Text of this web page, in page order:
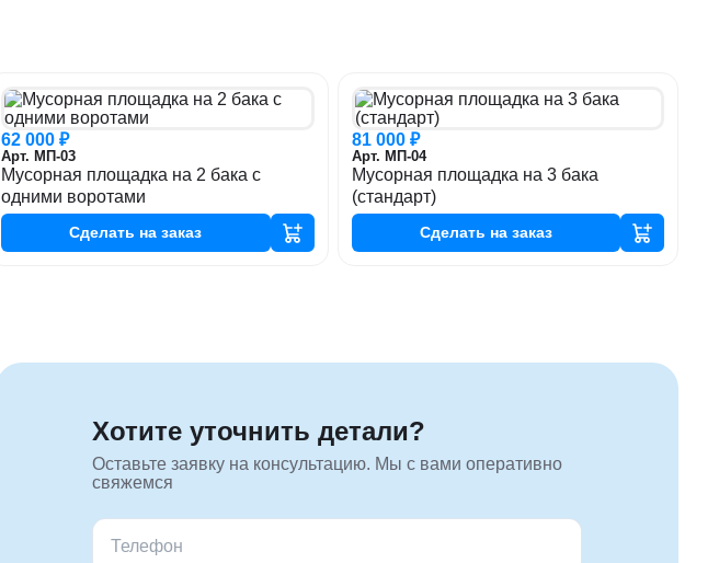
62 000 ₽
Арт. МП-03
Мусорная площадка на 2 бака с
одними воротами
Сделать на заказ
81 000 ₽
Арт. МП-04
Мусорная площадка на 3 бака
(стандарт)
Сделать на заказ
Хотите уточнить детали?
Оставьте заявку на консультацию. Мы с вами оперативно
свяжемся